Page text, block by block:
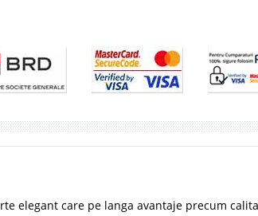
elegant care pe langa avantaje precum